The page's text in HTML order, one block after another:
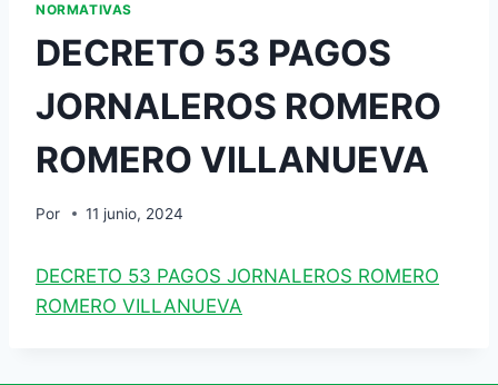
NORMATIVAS
DECRETO 53 PAGOS
JORNALEROS ROMERO
ROMERO VILLANUEVA
Por 11 junio, 2024
DECRETO 53 PAGOS JORNALEROS ROMERO
ROMERO VILLANUEVA